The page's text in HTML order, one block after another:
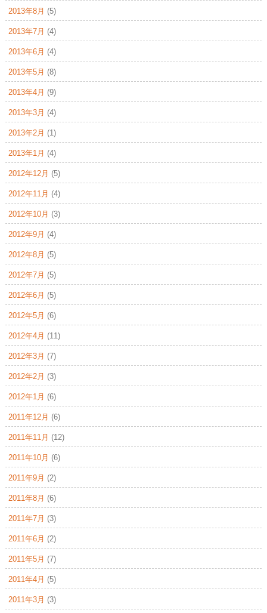
2013年8月 (5)
2013年7月 (4)
2013年6月 (4)
2013年5月 (8)
2013年4月 (9)
2013年3月 (4)
2013年2月 (1)
2013年1月 (4)
2012年12月 (5)
2012年11月 (4)
2012年10月 (3)
2012年9月 (4)
2012年8月 (5)
2012年7月 (5)
2012年6月 (5)
2012年5月 (6)
2012年4月 (11)
2012年3月 (7)
2012年2月 (3)
2012年1月 (6)
2011年12月 (6)
2011年11月 (12)
2011年10月 (6)
2011年9月 (2)
2011年8月 (6)
2011年7月 (3)
2011年6月 (2)
2011年5月 (7)
2011年4月 (5)
2011年3月 (3)